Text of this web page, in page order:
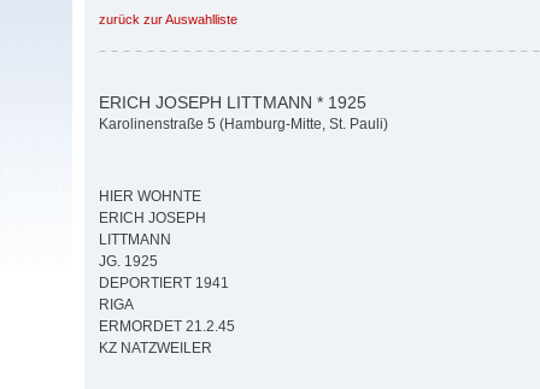
zurück zur Auswahlliste
ERICH JOSEPH LITTMANN * 1925
Karolinenstraße 5 (Hamburg-Mitte, St. Pauli)
HIER WOHNTE
ERICH JOSEPH
LITTMANN
JG. 1925
DEPORTIERT 1941
RIGA
ERMORDET 21.2.45
KZ NATZWEILER